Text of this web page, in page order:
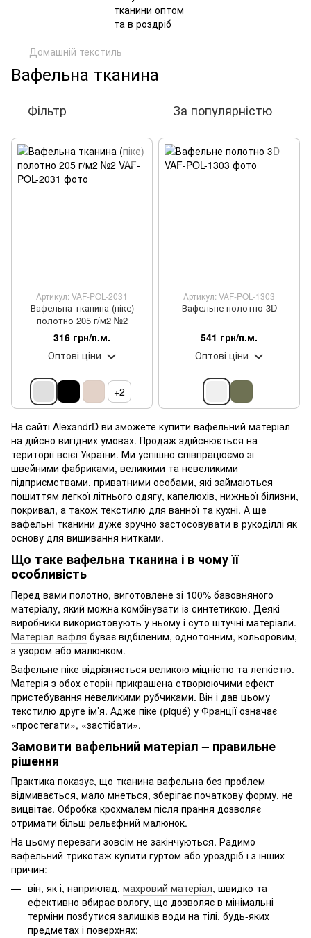
Домашній текстиль
Вафельна тканина
Фільтр За популярністю
Артикул: VAF-POL-2031
Вафельна тканина (піке)
полотно 205 г/м2 №2
316 грн/п.м.
Оптові ціни
+2
Артикул: VAF-POL-1303
Вафельне полотно 3D
541 грн/п.м.
Оптові ціни
На сайті AlexandrD ви зможете купити вафельний матеріал
на дійсно вигідних умовах. Продаж здійснюється на
території всієї України. Ми успішно співпрацюємо зі
швейними фабриками, великими та невеликими
підприємствами, приватними особами, які займаються
пошиттям легкої літнього одягу, капелюхів, нижньої білизни,
покривал, а також текстилю для ванної та кухні. А ще
вафельні тканини дуже зручно застосовувати в рукоділлі як
основу для вишивання нитками.
Що таке вафельна тканина і в чому її
особливість
Перед вами полотно, виготовлене зі 100% бавовняного
матеріалу, який можна комбінувати із синтетикою. Деякі
виробники використовують у ньому і суто штучні матеріали.
Матеріал вафля буває відбіленим, однотонним, кольоровим,
з узором або малюнком.
Вафельне піке відрізняється великою міцністю та легкістю.
Матерія з обох сторін прикрашена створюючими ефект
пристебування невеликими рубчиками. Він і дав цьому
текстилю друге ім’я. Адже піке (piqué) у Франції означає
«простегати», «застібати».
Замовити вафельний матеріал – правильне
рішення
Практика показує, що тканина вафельна без проблем
відмивається, мало мнеться, зберігає початкову форму, не
вицвітає. Обробка крохмалем після прання дозволяє
отримати більш рельєфний малюнок.
На цьому переваги зовсім не закінчуються. Радимо
вафельний трикотаж купити гуртом або уроздріб і з інших
причин:
він, як і, наприклад, махровий матеріал, швидко та
ефективно вбирає вологу, що дозволяє в мінімальні
терміни позбутися залишків води на тілі, будь-яких
предметах і поверхнях;